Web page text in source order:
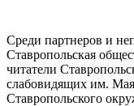
Среди партнеров и
Ставропольская
читатели
слабовидящих им.
Ставропольского